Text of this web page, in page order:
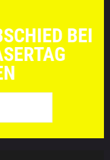
BEI